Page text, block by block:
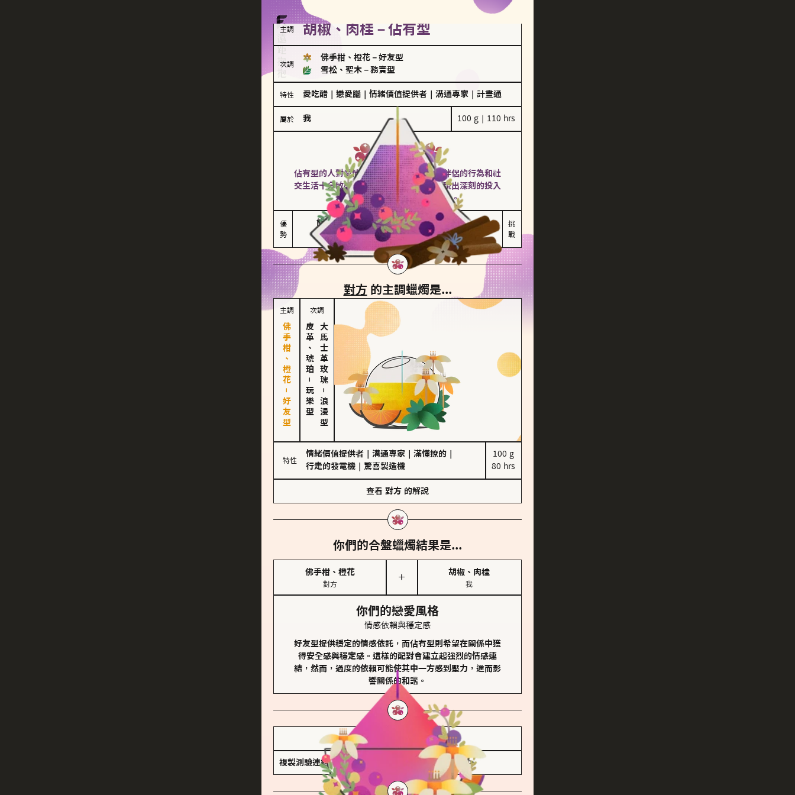
主調 胡椒、肉桂－佔有型
次調
佛手柑、橙花 － 好友型
雪松、聖木 － 務實型
特性 愛吃醋 戀愛腦 情緒價值提供者 溝通專家 計畫通
屬於 我 100 g｜110 hrs
佔有型
胡椒、肉桂
佔有型的人對愛情有強烈的保護欲，對於伴侶的行為和社
交生活十分敏感、容易吃醋。在關係中展現出深刻的投入
和激情，但也可能讓人感到窒息。
優
勢
能建立緊密關係
積極維繫關係熱度
嫉妒心較強
可能出現控制欲
挑
戰
對方 的主調蠟燭是...
主調
佛手柑、橙花－好友型
次調
皮革、琥珀
－
玩樂型
大馬士革玫瑰
－
浪漫型
特性
情緒價值提供者 溝通專家 滿懂撩的
行走的發電機
驚喜製造機
100 g
80 hrs
查看 對方 的解說
你們的合盤蠟燭結果是...
佛手柑、橙花
對方
＋
胡椒、肉桂
我
你們的戀愛風格
情感依賴與穩定感
好友型提供穩定的情感依託，而佔有型則希望在關係中獲
得安全感與穩定感。這樣的配對會建立起強烈的情感連
結，然而，過度的依賴可能使其中一方感到壓力，進而影
響關係的和諧。
儲存我的結果圖
複製測驗連結 查看香氛類型全解析 >>>